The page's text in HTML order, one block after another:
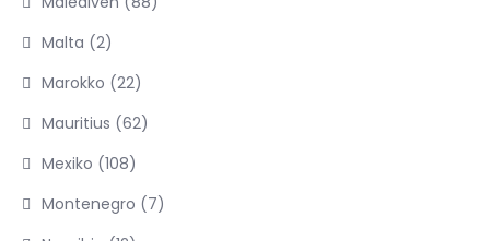
Malta (2)
Marokko (22)
Mauritius (62)
Mexiko (108)
Montenegro (7)